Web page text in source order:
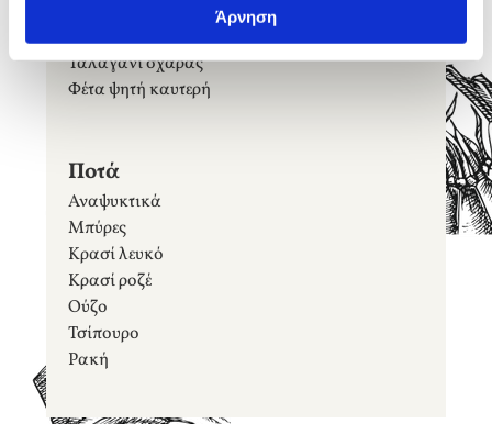
Άρνηση
Σαγανάκι
Ταλαγάνι σχάρας
Φέτα ψητή καυτερή
​​​​​​​Ποτά
Αναψυκτικά
Μπύρες
Κρασί λευκό
Κρασί ροζέ
Ούζο
Τσίπουρο
Ρακή